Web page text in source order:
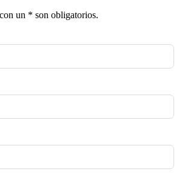
un * son obligatorios.